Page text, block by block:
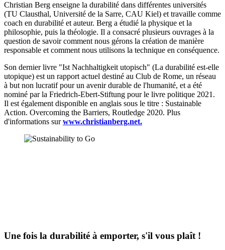
Christian Berg enseigne la durabilité dans différentes universités
(TU Clausthal, Université de la Sarre, CAU Kiel) et travaille comme
coach en durabilité et auteur. Berg a étudié la physique et la
philosophie, puis la théologie. Il a consacré plusieurs ouvrages à la
question de savoir comment nous gérons la création de manière
responsable et comment nous utilisons la technique en conséquence.
Son dernier livre "Ist Nachhaltigkeit utopisch" (La durabilité est-elle
utopique) est un rapport actuel destiné au Club de Rome, un réseau
à but non lucratif pour un avenir durable de l'humanité, et a été
nominé par la Friedrich-Ebert-Stiftung pour le livre politique 2021.
Il est également disponible en anglais sous le titre : Sustainable
Action. Overcoming the Barriers, Routledge 2020. Plus
d'informations surwww.christianberg.net.
Une fois la durabilité à emporter, s'il vous plaît !